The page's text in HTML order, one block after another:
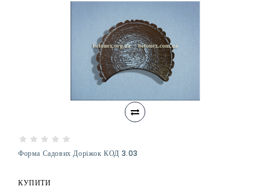
Форма Садових Доріжок КОД 3.03
КУПИТИ